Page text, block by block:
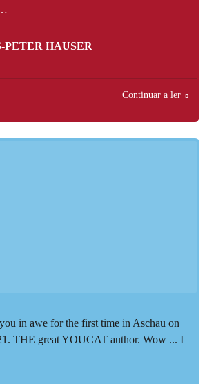
HAUSER
Continuar a ler
in awe for the first time in Aschau on
THE great YOUCAT author. Wow ... I